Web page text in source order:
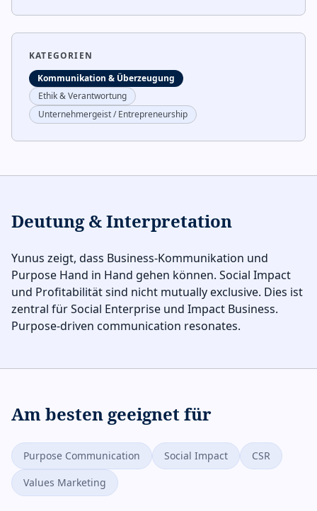
KATEGORIEN
Kommunikation & Überzeugung
Ethik & Verantwortung
Unternehmergeist / Entrepreneurship
Deutung & Interpretation
Yunus zeigt, dass Business-Kommunikation und
Purpose Hand in Hand gehen können. Social Impact
und Profitabilität sind nicht mutually exclusive. Dies ist
zentral für Social Enterprise und Impact Business.
Purpose-driven communication resonates.
Am besten geeignet für
Purpose Communication Social Impact
CSR
Values Marketing